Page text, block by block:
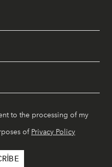
to the processing of my
of Privacy Policy